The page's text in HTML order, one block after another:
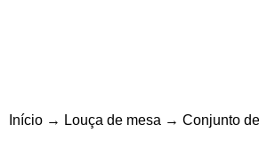
Início → Louça de mesa → Conjunto